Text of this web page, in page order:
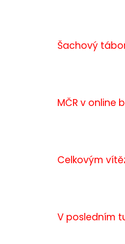
Šachový
MČR v online
Celkovým
V posledním